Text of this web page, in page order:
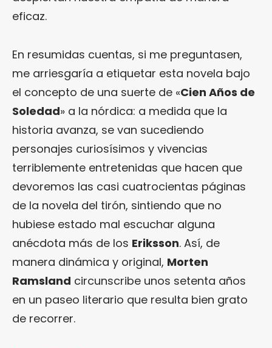
eficaz.
En resumidas cuentas, si me preguntasen,
me arriesgaría a etiquetar esta novela bajo
el concepto de una suerte de «Cien Años de
Soledad» a la nórdica: a medida que la
historia avanza, se van sucediendo
personajes curiosísimos y vivencias
terriblemente entretenidas que hacen que
devoremos las casi cuatrocientas páginas
de la novela del tirón, sintiendo que no
hubiese estado mal escuchar alguna
anécdota más de los Eriksson. Así, de
manera dinámica y original, Morten
Ramsland circunscribe unos setenta años
en un paseo literario que resulta bien grato
de recorrer.